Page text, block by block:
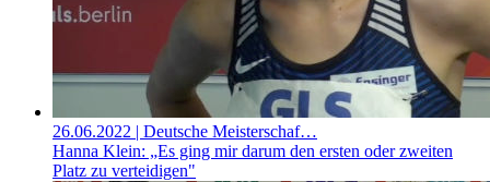
26.06.2022 | Deutsche Meisterschaf…
Hanna Klein: „Es ging mir darum den ersten oder zweiten
Platz zu verteidigen"